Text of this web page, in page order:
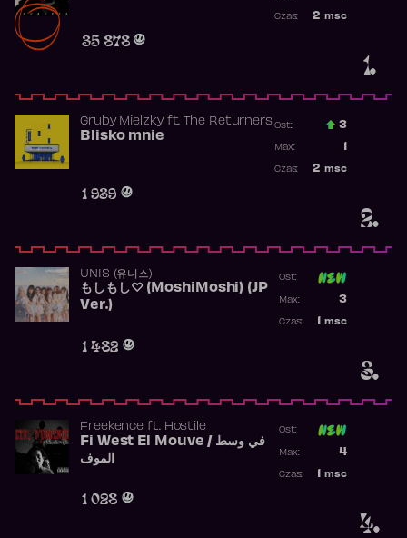
1.
35 878
2 msc
Czas:
2.
Gruby Mielzkyft. The Returners
Blisko mnie
1 939
Ost.: 3
Max:
2 msc
Czas:
3.
UNIS (유니스)
もしもし♡ (MoshiMoshi) (JP
Ver.)
1 482
Ost:
3
Max:
msc
Czas:
4.
Freekence ft. Hostile
Fi West El Mouve / في وسط
الموف
1 028
Ost:
4
Max:
msc
Czas: